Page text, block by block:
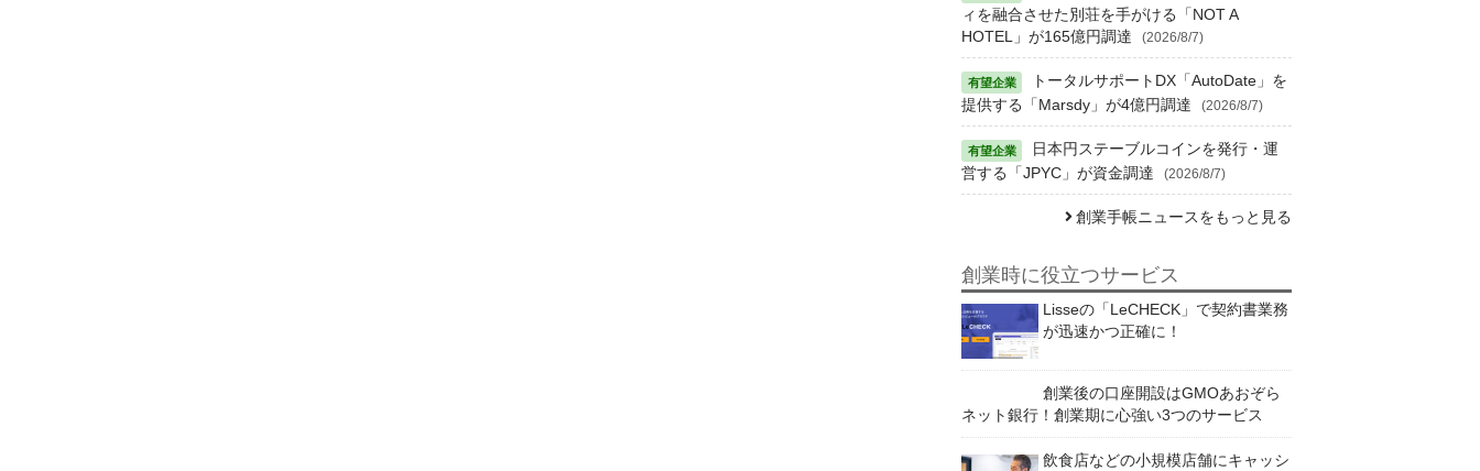
ィを融合させた別荘を手がける「NOT A
HOTEL」が165億円調達
(2026/8/7)
トータルサポートDX「AutoDate」を
提供する「Marsdy」が4億円調達
(2026/8/7)
日本円ステーブルコインを発行・運
営する「JPYC」が資金調達
(2026/8/7)
創業手帳ニュースをもっと見る
創業時に役立つサービス
Lisseの「LeCHECK」で契約書業務
が迅速かつ正確に！
創業後の口座開設はGMOあおぞら
ネット銀行！創業期に心強い3つのサービス
飲食店などの小規模店舗にキャッシ